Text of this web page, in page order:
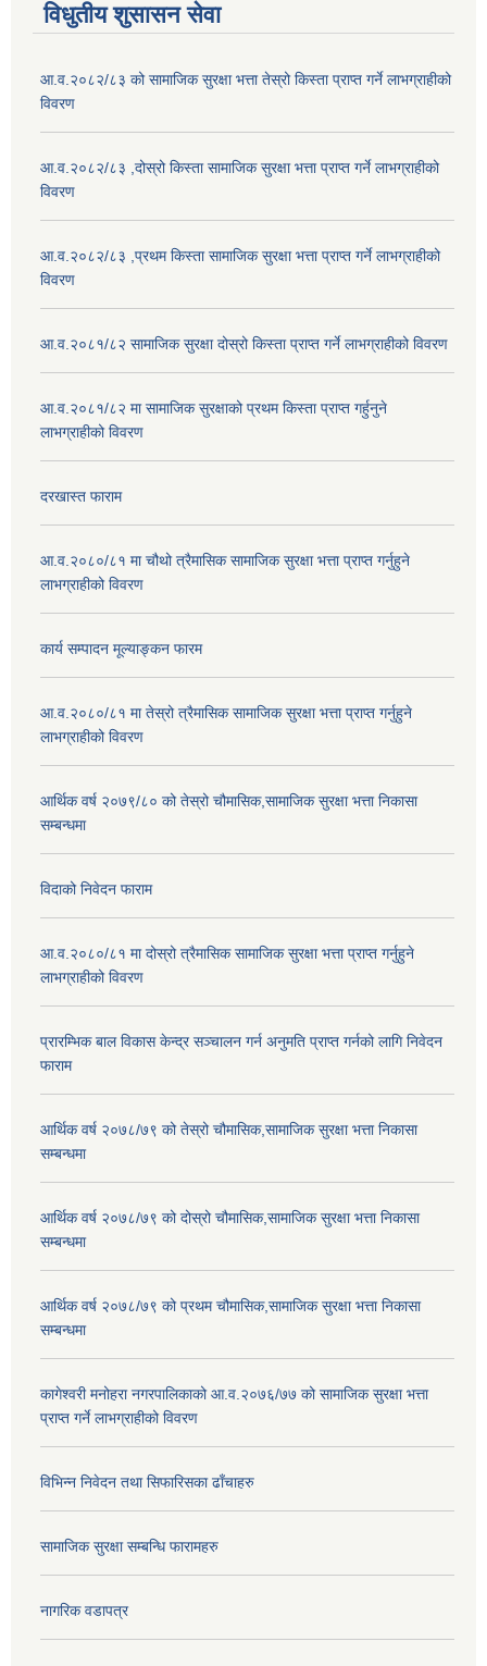
विधुतीय शुसासन सेवा
आ.व.२०८२/८३ को सामाजिक सुरक्षा भत्ता तेस्रो किस्ता प्राप्त गर्ने लाभग्राहीको
विवरण
आ.व.२०८२/८३ ,दोस्रो किस्ता सामाजिक सुरक्षा भत्ता प्राप्त गर्ने लाभग्राहीको
विवरण
आ.व.२०८२/८३ ,प्रथम किस्ता सामाजिक सुरक्षा भत्ता प्राप्त गर्ने लाभग्राहीको
विवरण
आ.व.२०८१/८२ सामाजिक सुरक्षा दोस्रो किस्ता प्राप्त गर्ने लाभग्राहीको विवरण
आ.व.२०८१/८२ मा सामाजिक सुरक्षाको प्रथम किस्ता प्राप्त गर्हुनुने
लाभग्राहीको विवरण
दरखास्त फाराम
आ.व.२०८०/८१ मा चौथो त्रैमासिक सामाजिक सुरक्षा भत्ता प्राप्त गर्नुहुने
लाभग्राहीको विवरण
कार्य सम्पादन मूल्याङ्कन फारम
आ.व.२०८०/८१ मा तेस्रो त्रैमासिक सामाजिक सुरक्षा भत्ता प्राप्त गर्नुहुने
लाभग्राहीको विवरण
आर्थिक वर्ष २०७९/८० को तेस्रो चौमासिक,सामाजिक सुरक्षा भत्ता निकासा
सम्बन्धमा
विदाको निवेदन फाराम
आ.व.२०८०/८१ मा दोस्रो त्रैमासिक सामाजिक सुरक्षा भत्ता प्राप्त गर्नुहुने
लाभग्राहीको विवरण
प्रारम्भिक बाल विकास केन्द्र सञ्चालन गर्न अनुमति प्राप्त गर्नको लागि निवेदन
फाराम
आर्थिक वर्ष २०७८/७९ को तेस्रो चौमासिक,सामाजिक सुरक्षा भत्ता निकासा
सम्बन्धमा
आर्थिक वर्ष २०७८/७९ को दोस्रो चौमासिक,सामाजिक सुरक्षा भत्ता निकासा
सम्बन्धमा
आर्थिक वर्ष २०७८/७९ को प्रथम चौमासिक,सामाजिक सुरक्षा भत्ता निकासा
सम्बन्धमा
कागेश्वरी मनोहरा नगरपालिकाको आ.व.२०७६/७७ को सामाजिक सुरक्षा भत्ता
प्राप्त गर्ने लाभग्राहीको विवरण
विभिन्न निवेदन तथा सिफारिसका ढाँचाहरु
सामाजिक सुरक्षा सम्बन्धि फारामहरु
नागरिक वडापत्र